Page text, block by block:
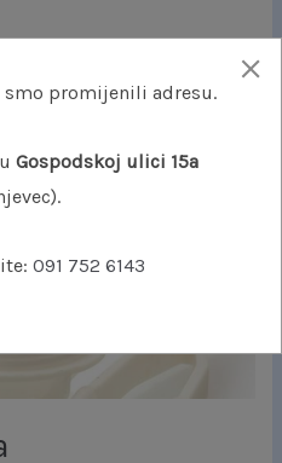
smo promijenili adresu.
Gospodskoj ulici 15a
091 752 6143